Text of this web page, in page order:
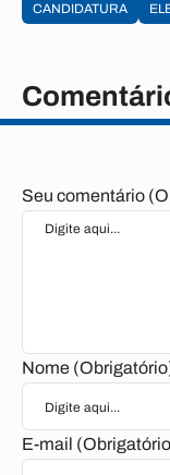
CANDIDATURA
Seu comentário
Nome
E-mail